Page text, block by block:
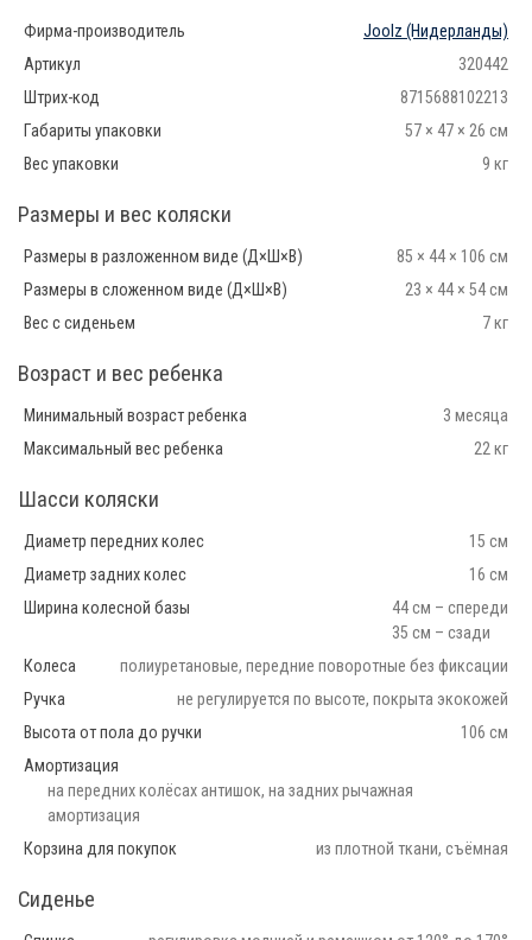
Фирма-производитель Joolz (Нидерланды)
Артикул
320442
Штрих-код
8715688102213
Габариты упаковки
57 × 47 × 26 см
Вес упаковки
9 кг
Размеры и вес коляски
Размеры в разложенном виде (Д×Ш×В)
85 × 44 × 106 см
Размеры в сложенном виде (Д×Ш×В)
23 × 44 × 54 см
Вес с сиденьем
7 кг
Возраст и вес ребенка
Минимальный возраст ребенка
3 месяца
Максимальный вес ребенка
22 кг
Шасси коляски
Диаметр передних колес
15 см
Диаметр задних колес
16 см
Ширина колесной базы
44 см – спереди
35 см – сзади
Колеса
полиуретановые, передние поворотные без фиксации
Ручка
не регулируется по высоте, покрыта экокожей
Высота от пола до ручки
106 см
Амортизация
на передних колёсах антишок, на задних рычажная
амортизация
Корзина для покупок
из плотной ткани, съёмная
Сиденье